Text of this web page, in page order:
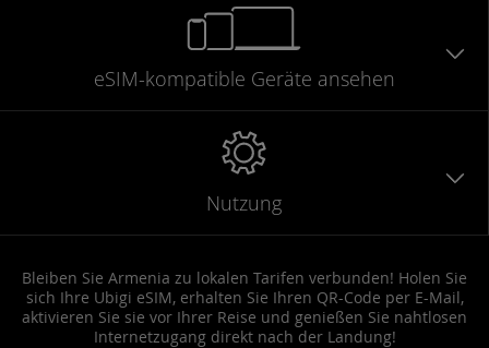
eSIM-kompatible Geräte ansehen
Nutzung
Bleiben Sie Armenia zu lokalen Tarifen verbunden! Holen Sie
sich Ihre Ubigi eSIM, erhalten Sie Ihren QR-Code per E-Mail,
aktivieren Sie sie vor Ihrer Reise und genießen Sie nahtlosen
Internetzugang direkt nach der Landung!